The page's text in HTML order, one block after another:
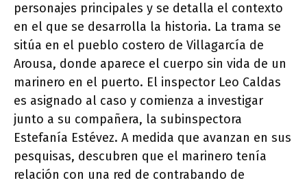
personajes principales y se detalla el contexto
en el que se desarrolla la historia. La trama se
sitúa en el pueblo costero de Villagarcía de
Arousa, donde aparece el cuerpo sin vida de un
marinero en el puerto. El inspector Leo Caldas
es asignado al caso y comienza a investigar
junto a su compañera, la subinspectora
Estefanía Estévez. A medida que avanzan en sus
pesquisas, descubren que el marinero tenía
relación con una red de contrabando de